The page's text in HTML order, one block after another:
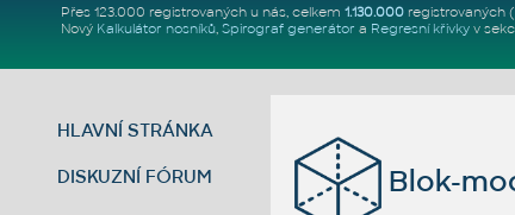
Přes 123.000 registrovaných u nás, celkem 1.130.000registrovaných
Nový Kalkulátor nosníků, Spirograf generátor a Regresní křivkyv
HLAVNÍ STRÁNKA
DISKUZNÍ FÓRUM Blok-